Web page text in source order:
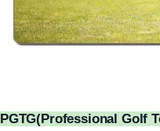
PGTG(Professional Golf